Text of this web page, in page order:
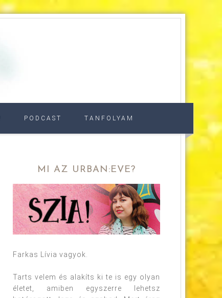
PODCAST TANFOLYAM
MI AZ URBAN:EVE?
Farkas Lívia vagyok.
Tarts velem és alakíts ki te is egy olyan
életet, amiben egyszerre lehetsz